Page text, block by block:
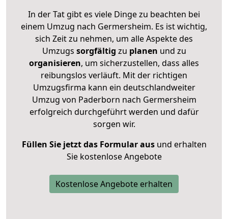
In der Tat gibt es viele Dinge zu beachten bei
einem Umzug nach Germersheim. Es ist wichtig,
sich Zeit zu nehmen, um alle Aspekte des
Umzugs sorgfältig zu planen und zu
organisieren, um sicherzustellen, dass alles
reibungslos verläuft. Mit der richtigen
Umzugsfirma kann ein deutschlandweiter
Umzug von Paderborn nach Germersheim
erfolgreich durchgeführt werden und dafür
sorgen wir.
Füllen Sie jetzt das Formular ausund erhalten
Sie kostenlose Angebote
Kostenlose Angebote erhalten